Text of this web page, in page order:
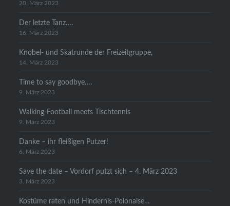
20. März 2023
Der letzte Tanz….
16. März 2023
Knobel- und Skatrunde der Freizeitgruppe,
14. März 2023
Time to say goodbye….
9. März 2023
Walking-Football meets Tischtennis
9. März 2023
Danke – ihr fleißigen Putzer!
6. März 2023
Save the date – Vordorf putzt sich – 4. März 2023
3. März 2023
Kostüme raten und Hindernis-Polonaise…